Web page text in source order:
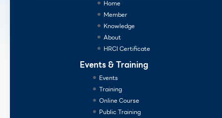
Home
Member
Knowledge
About
HRCI Certificate
Events & Training
Events
Training
Online Course
Public Training